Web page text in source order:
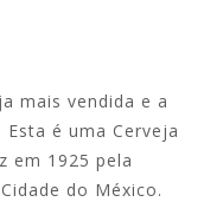
mais vendida e a
é uma Cerveja
em 1925 pela
do México.